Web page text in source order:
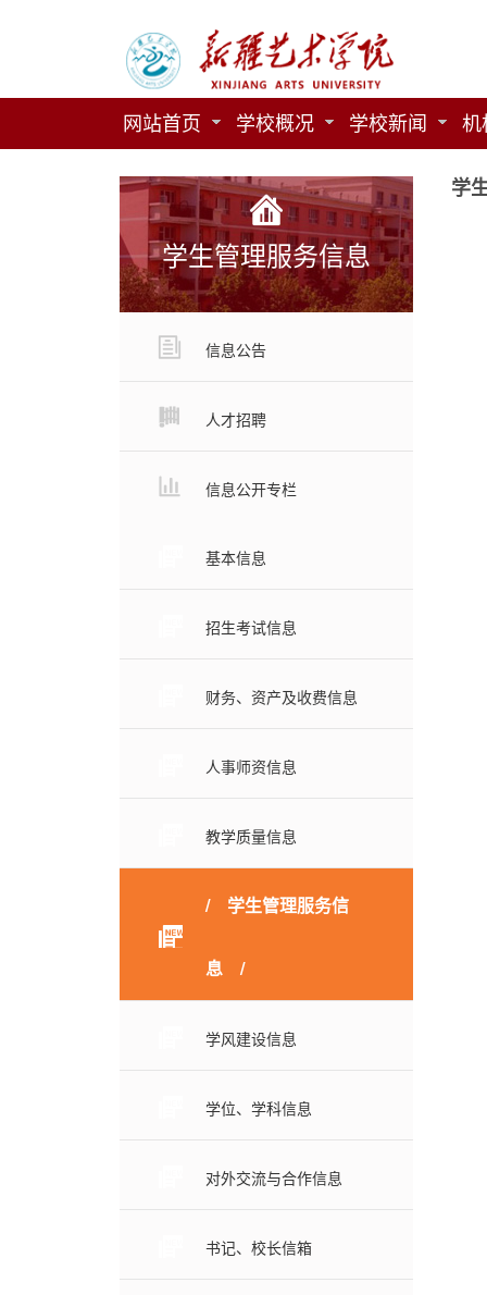
网站首页 学校概况 学校新闻 机
学生管理服务信息
信息公告
人才招聘
信息公开专栏
基本信息
招生考试信息
财务、资产及收费信息
人事师资信息
教学质量信息
学生管理服务信
息
学风建设信息
学位、学科信息
对外交流与合作信息
书记、校长信箱
学